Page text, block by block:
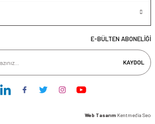
E-BÜLTEN ABONELİĞİ
KAYDOL
Web Tasarım Kentmedia Seo